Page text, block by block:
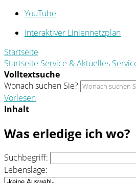
YouTube
Interaktiver Liniennetzplan
Startseite
Startseite Service & Aktuelles
Volltextsuche
Wonach suchen Sie?
Vorlesen
Inhalt
Was erledige ich wo?
Suchbegriff:
Lebenslage: